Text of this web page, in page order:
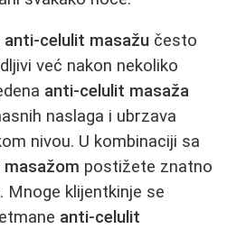
anti-celulit masažu često
već nakon nekoliko
anti-celulit masaža
naslaga i ubrzava
nivou. U kombinaciji sa
postižete znatno
Mnoge klijentkinje se
anti-celulit